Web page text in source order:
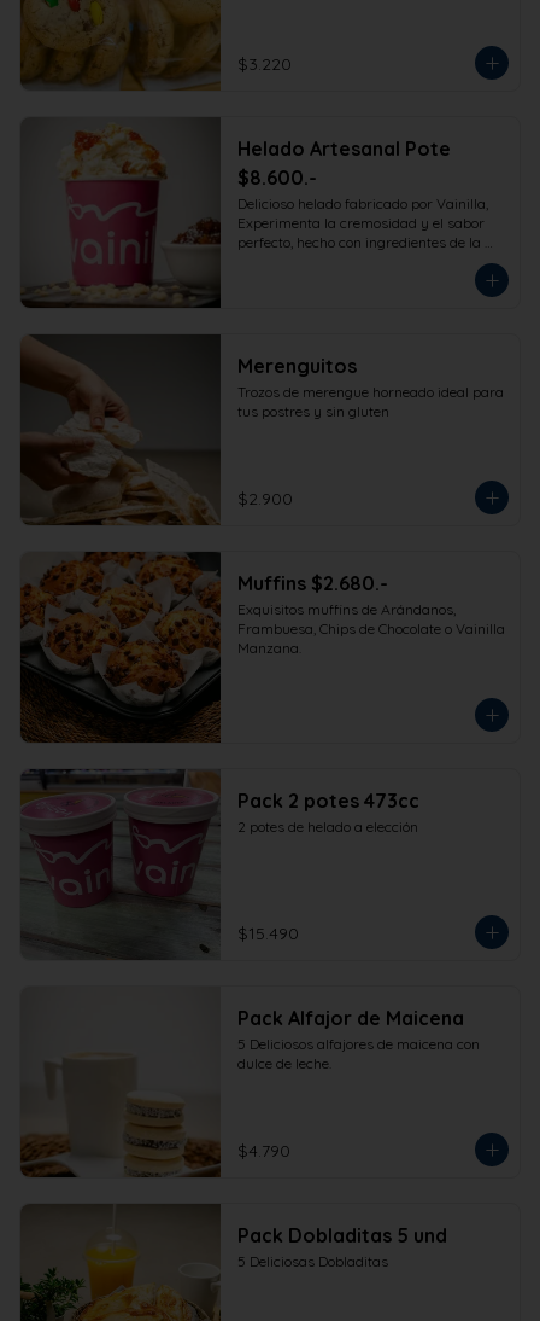
$3.220
Helado Artesanal Pote
$8.600.-
Delicioso helado fabricado por Vainilla,
Experimenta la cremosidad y el sabor
perfecto, hecho con ingredientes de la
más alta calidad para que disfrutes en
Merenguitos
Trozos de merengue horneado ideal para
tus postres y sin gluten
$2.900
Muffins $2.680.-
Exquisitos muffins de Arándanos,
Frambuesa, Chips de Chocolate o Vainilla
Manzana.
Pack 2 potes 473cc
2 potes de helado a elección
$15.490
Pack Alfajor de Maicena
5 Deliciosos alfajores de maicena con
dulce de leche.
$4.790
Pack Dobladitas 5 und
5 Deliciosas Dobladitas